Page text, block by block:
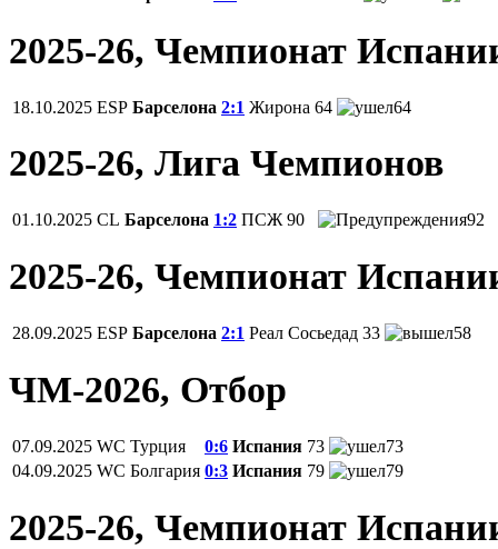
2025-26, Чемпионат
18.10.2025 ESP Барселона 2:1 Жирона 64 64
2025-26, Лига Чемпионов
01.10.2025 CL Барселона 1:2 ПСЖ 90 92
2025-26, Чемпионат
28.09.2025 ESP Барселона 2:1 Реал Сосьедад 33 58
ЧМ-2026, Отбор
07.09.2025 WC Турция 0:6 Испания 73
73
04.09.2025 WC Болгария 0:3 Испания 79 79
2025-26, Чемпионат